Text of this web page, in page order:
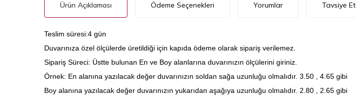
Ürün Açıklaması Ödeme Seçenekleri Yorumlar Tavsiye Et
Teslim süresi:4 gün
Duvarınıza özel ölçülerde üretildiği için kapıda ödeme olarak sipariş verilemez.
Sipariş Süreci: Üstte bulunan En ve Boy alanlarına duvarınızın ölçülerini giriniz.
Örnek: En alanına yazılacak değer duvarınızın soldan sağa uzunluğu olmalıdır. 3.50 , 4.65 gibi
Boy alanına yazılacak değer duvarınızın yukarıdan aşağıya uzunluğu olmalıdır. 2.80 , 2.65 gibi